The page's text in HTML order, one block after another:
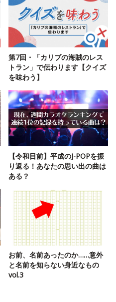
第7回・「カリブの海賊のレス
トラン」で伝わります【クイズ
を味わう】
【令和目前】平成のJ-POPを振
り返る！あなたの思い出の曲は
ある？
お前、名前あったのか……意外
と名前を知らない身近なもの
vol.3